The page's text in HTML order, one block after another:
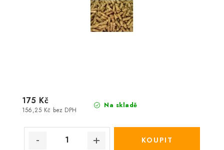
Na skladě
156,25 Kč bez DPH
175 Kč